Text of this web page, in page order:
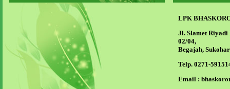
LPK
Jl. Slamet Riyadi
02/04,
Begajah,
Telp. 0271-
Email :